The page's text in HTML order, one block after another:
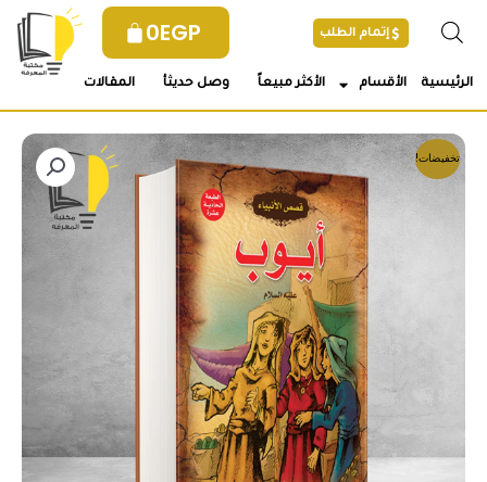
0EGP إتمام الطلب
الرئيسية الأقسام الأكثر مبيعاً وصل حديثأ المقالات
تخفيضات!